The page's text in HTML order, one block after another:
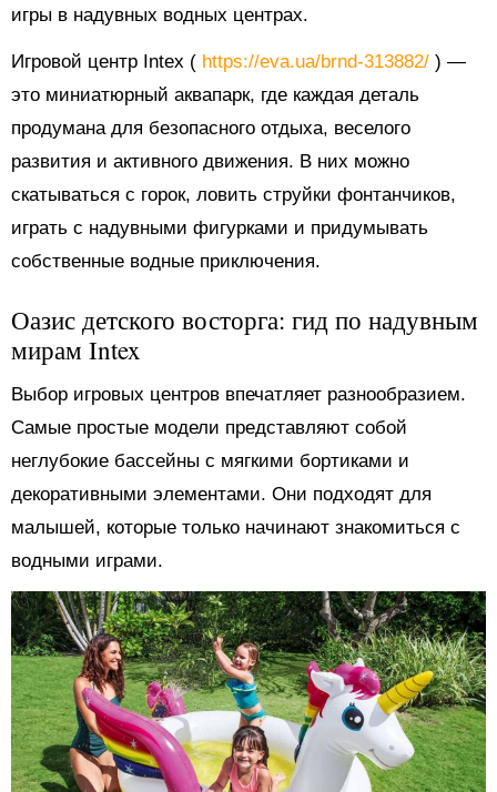
игры в надувных водных центрах.
Игровой центр Intex ( https://eva.ua/brnd-313882/ ) —
это миниатюрный аквапарк, где каждая деталь
продумана для безопасного отдыха, веселого
развития и активного движения. В них можно
скатываться с горок, ловить струйки фонтанчиков,
играть с надувными фигурками и придумывать
собственные водные приключения.
Оазис детского восторга: гид по надувным
мирам Intex
Выбор игровых центров впечатляет разнообразием.
Самые простые модели представляют собой
неглубокие бассейны с мягкими бортиками и
декоративными элементами. Они подходят для
малышей, которые только начинают знакомиться с
водными играми.